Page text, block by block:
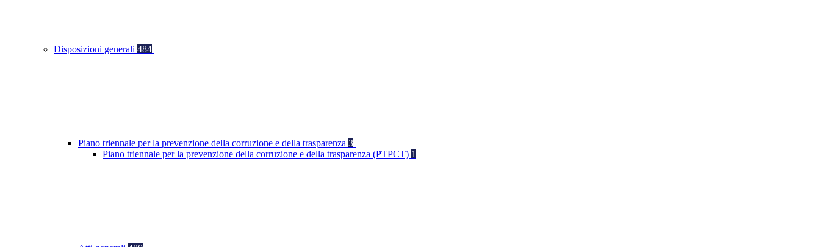
Disposizioni generali 484
Piano triennale per la prevenzione della corruzione e della trasparenza 3
Piano triennale per la prevenzione della corruzione e della trasparenza (PTPCT) 1